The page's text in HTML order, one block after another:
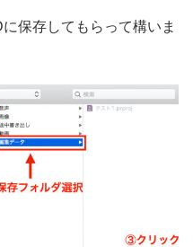
保存してもらって構いま